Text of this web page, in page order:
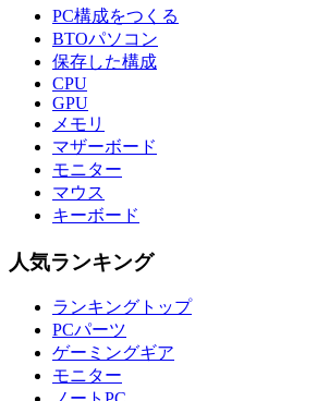
PC構成をつくる
BTOパソコン
保存した構成
CPU
GPU
メモリ
マザーボード
モニター
マウス
キーボード
人気ランキング
ランキングトップ
PCパーツ
ゲーミングギア
モニター